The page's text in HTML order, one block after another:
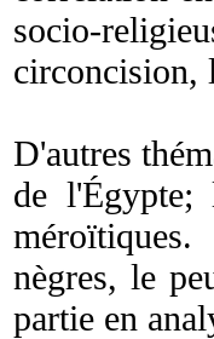
socio-
circoncision,
D'autres
de l'Égypte;
méroïtiques.
nègres, le
partie en